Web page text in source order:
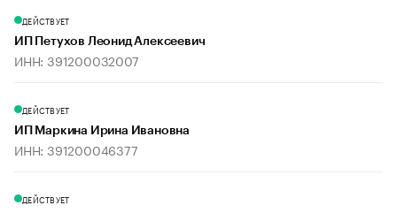
ДЕЙСТВУЕТ
ИП Петухов Леонид Алексеевич
ИНН: 391200032007
ДЕЙСТВУЕТ
ИП Маркина Ирина Ивановна
ИНН: 391200046377
ДЕЙСТВУЕТ